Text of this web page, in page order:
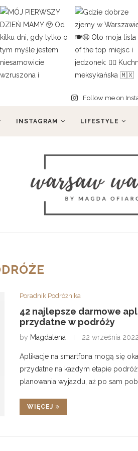
Follow me on
INSTAGRAM LIFESTYLE
Poradnik Podróżnika
42 najlepsze darmowe
przydatne w podróży
by Magdalena 22 września 2022
Aplikacje na smartfona mogą się
przydatne na każdym etapie
planowania wyjazdu, aż po sam
WIĘCEJ